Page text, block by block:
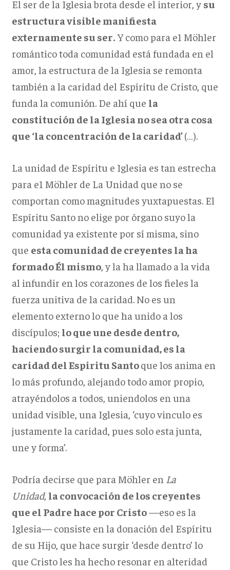
El ser de la Iglesia brota desde el interior, y su
estructura visible manifiesta
externamente su ser.Y como para e1 Möhler
romántico toda comunidad está fundada en el
amor, la estructura de la Iglesia se remonta
también a la caridad del Espíritu de Cristo, que
funda la comunión. De ahí que la
constitución de la Iglesia no sea otra cosa
que ‘la concentración de la caridad’(…).
La unidad de Espíritu e Iglesia es tan estrecha
para e1 Möhler de La Unidad que no se
comportan como magnitudes yuxtapuestas. El
Espíritu Santo no elige por órgano suyo la
comunidad ya existente por sí misma, sino
que esta comunidad de creyentes la ha
formado Él mismo, y la ha llamado a la vida
al infundir en los corazones de los fieles la
fuerza unitiva de la caridad. No es un
elemento externo lo que ha unido a los
discípulos; lo que une desde dentro,
haciendo surgir la comunidad, es la
caridad del Espiritu Santoque los anima en
lo más profundo, alejando todo amor propio,
atrayéndolos a todos, uniendolos en una
unidad visible, una Iglesia, ‘cuyo vinculo es
justamente la caridad, pues solo esta junta,
une y forma’.
Podría decirse que para Möhler en La
Unidad, la convocación de los creyentes
que el Padre hace por Cristo—eso es la
Iglesia— consiste en la donación del Espíritu
de su Hijo, que hace surgir ‘desde dentro’ lo
que Cristo les ha hecho resonar en alteridad